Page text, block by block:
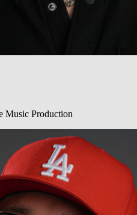
Music Production